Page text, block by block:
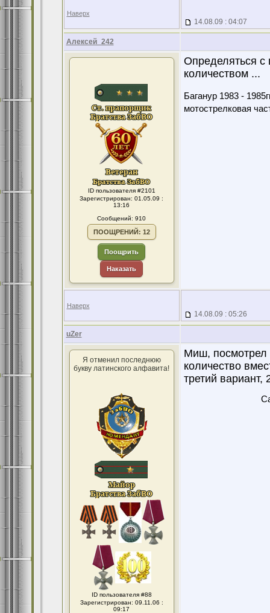
Наверх
14.08.09 : 04:07
Алексей_242
ID пользователя #2101
Зарегистрирован: 01.05.09 :
13:16
Сообщений: 910
ПООЩРЕНИЙ: 12
Поощрить
Наказать
Определяться с
количеством ...
Баганур 1983 -
мотострелковая
Наверх
14.08.09 : 05:26
uZer
Я отменил последнюю
букву латинского алфавита!
ID пользователя #88
Зарегистрирован: 09.11.06 :
09:17
Миш, посмотрел
количество
третий вариант,